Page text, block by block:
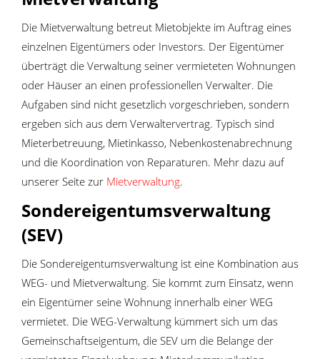
Die Mietverwaltung betreut Mietobjekte im Auftrag eines
einzelnen Eigentümers oder Investors. Der Eigentümer
überträgt die Verwaltung seiner vermieteten Wohnungen
oder Häuser an einen professionellen Verwalter. Die
Aufgaben sind nicht gesetzlich vorgeschrieben, sondern
ergeben sich aus dem Verwaltervertrag. Typisch sind
Mieterbetreuung, Mietinkasso, Nebenkostenabrechnung
und die Koordination von Reparaturen. Mehr dazu auf
unserer Seite zur Mietverwaltung.
Sondereigentumsverwaltung
(SEV)
Die Sondereigentumsverwaltung ist eine Kombination aus
WEG- und Mietverwaltung. Sie kommt zum Einsatz, wenn
ein Eigentümer seine Wohnung innerhalb einer WEG
vermietet. Die WEG-Verwaltung kümmert sich um das
Gemeinschaftseigentum, die SEV um die Belange der